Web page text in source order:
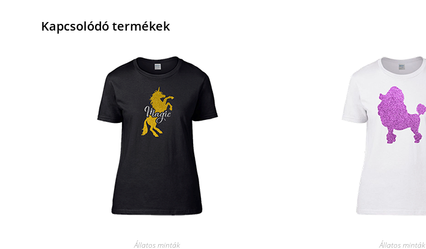
Kapcsolódó termékek
Állatos minták Állatos minták